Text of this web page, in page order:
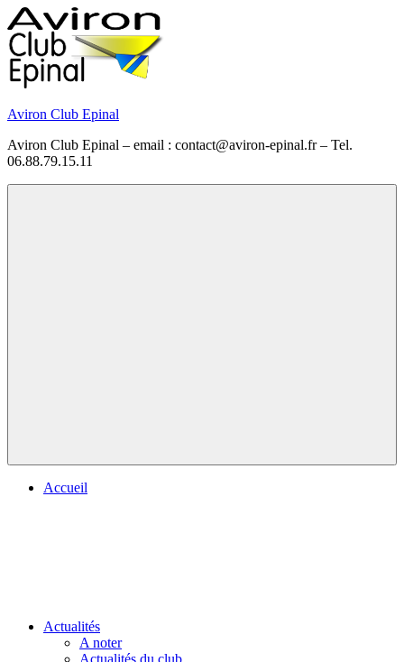
Skip
to
content
Aviron Club Epinal
Aviron Club Epinal – email : contact@aviron-epinal.fr – Tel.
06.88.79.15.11
Accueil
Actualités
A noter
Actualités du club